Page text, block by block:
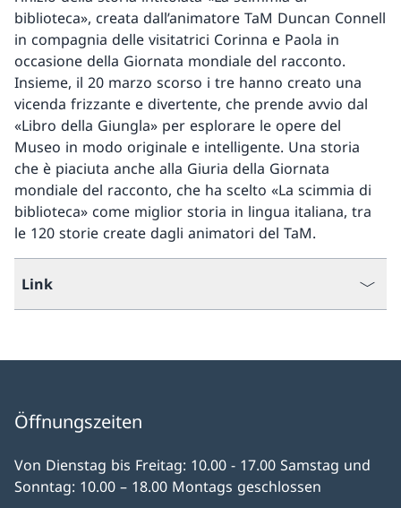
biblioteca», creata dall’animatore TaM Duncan Connell
in compagnia delle visitatrici Corinna e Paola in
occasione della Giornata mondiale del racconto.
Insieme, il 20 marzo scorso i tre hanno creato una
vicenda frizzante e divertente, che prende avvio dal
«Libro della Giungla» per esplorare le opere del
Museo in modo originale e intelligente. Una storia
che è piaciuta anche alla Giuria della Giornata
mondiale del racconto, che ha scelto «La scimmia di
biblioteca» come miglior storia in lingua italiana, tra
le 120 storie create dagli animatori del TaM.
Link
Öffnungszeiten
Von Dienstag bis Freitag: 10.00 - 17.00 Samstag und
Sonntag: 10.00 – 18.00 Montags geschlossen